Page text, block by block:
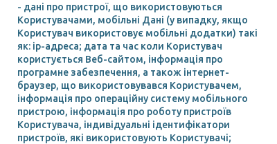
- дані про пристрої, що використовуються
Користувачами, мобільні Дані (у випадку, якщо
Користувач використовує мобільні додатки) такі
як: ір-адреса; дата та час коли Користувач
користується Веб-сайтом, інформація про
програмне забезпечення, а також інтернет-
браузер, що використовувався Користувачем,
інформація про операційну систему мобільного
пристрою, інформація про роботу пристроїв
Користувача, індивідуальні ідентифікатори
пристроїв, які використовують Користувачі;